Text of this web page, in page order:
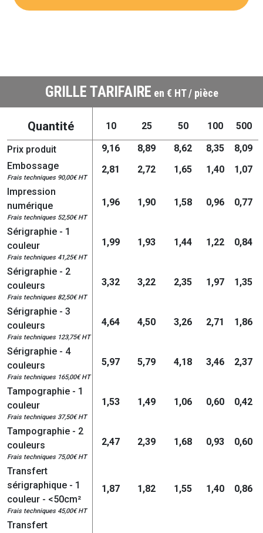
GRILLE TARIFAIRE en € HT / pièce
Quantité 10 25 50 100 500
Prix produit 9,16 8,89 8,62 8,35
8,09
Embossage
Frais techniques 90,00€ HT
2,81 2,72 1,65 1,40
1,07
Impression
numérique
Frais techniques 52,50€ HT
1,96 1,90 1,58 0,96 0,77
Sérigraphie - 1
couleur
Frais techniques 41,25€ HT
1,99 1,93 1,44 1,22 0,84
Sérigraphie - 2
couleurs
Frais techniques 82,50€ HT
3,32 3,22 2,35 1,97 1,35
Sérigraphie - 3
couleurs
Frais techniques 123,75€ HT
4,64 4,50 3,26 2,71 1,86
Sérigraphie - 4
couleurs
Frais techniques 165,00€ HT
5,97 5,79 4,18 3,46 2,37
Tampographie - 1
couleur
Frais techniques 37,50€ HT
1,53 1,49 1,06 0,60 0,42
Tampographie - 2
couleurs
Frais techniques 75,00€ HT
2,47 2,39 1,68 0,93 0,60
Transfert
sérigraphique - 1
couleur - <50cm²
Frais techniques 45,00€ HT
1,87 1,82 1,55 1,40 0,86
Transfert